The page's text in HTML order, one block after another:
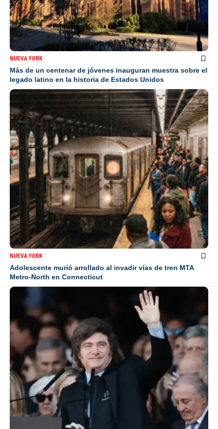
NUEVA YORK
Más de un centenar de jóvenes inauguran muestra sobre el
legado latino en la historia de Estados Unidos
NUEVA YORK
Adolescente murió arrollado al invadir vías de tren MTA
Metro-North en Connecticut